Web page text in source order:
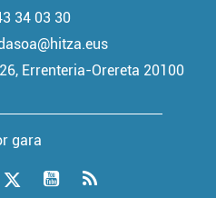
34 03 30
Errenteria-Orereta 20100
gara